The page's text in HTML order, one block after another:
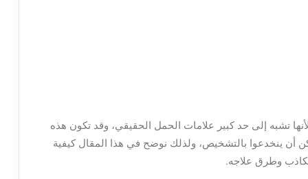
تشبه إلى حد كبير علامات الحمل الحقيقي، وقد تكون هذه
أن ينخدعوا بالتشخيص، ولذلك نوضح في هذا المقال كيفية
وطرق علاجه.